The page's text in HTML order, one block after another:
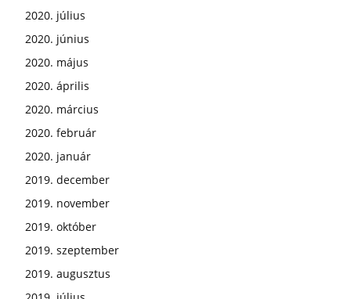
2020. július
2020. június
2020. május
2020. április
2020. március
2020. február
2020. január
2019. december
2019. november
2019. október
2019. szeptember
2019. augusztus